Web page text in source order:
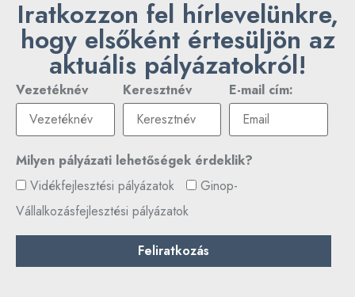
Iratkozzon fel hírlevelünkre,
hogy elsőként értesüljön az
aktuális pályázatokról!
Vezetéknév Keresztnév E-mail cím:
Milyen pályázati lehetőségek érdeklik?
Vidékfejlesztési pályázatok
Ginop-
Vállalkozásfejlesztési pályázatok